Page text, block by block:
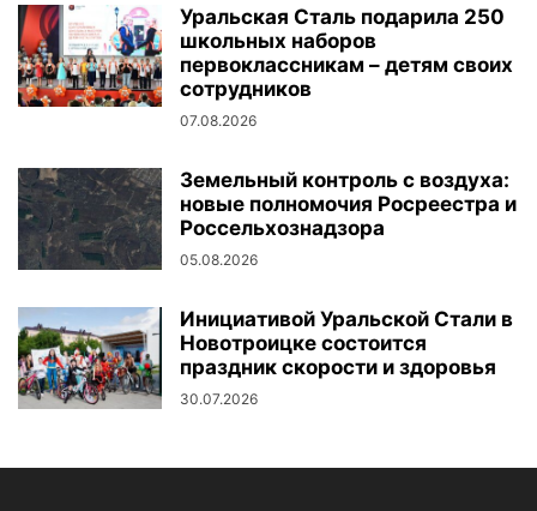
Уральская Сталь подарила 250
школьных наборов
первоклассникам – детям своих
сотрудников
07.08.2026
Земельный контроль с воздуха:
новые полномочия Росреестра и
Россельхознадзора
05.08.2026
Инициативой Уральской Стали в
Новотроицке состоится
праздник скорости и здоровья
30.07.2026